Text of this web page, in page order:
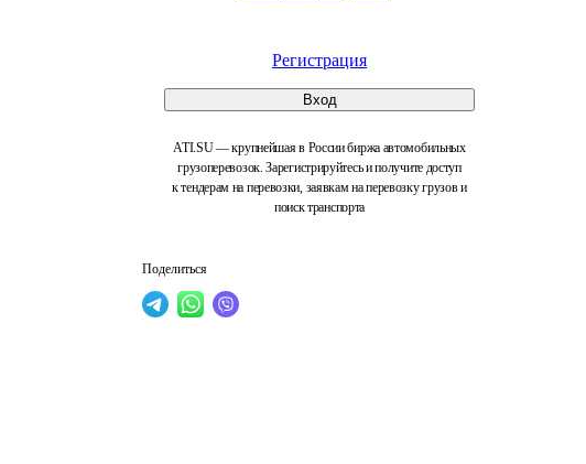
Регистрация
Вход
ATI.SU — крупнейшая в России биржа автомобильных
грузоперевозок. Зарегистрируйтесь и получите доступ
к тендерам на перевозки, заявкам на перевозку грузов и
поиск транспорта
Поделиться